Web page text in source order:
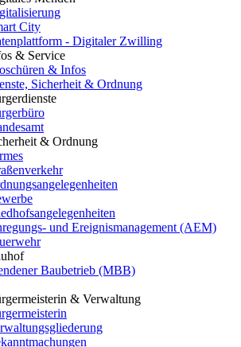
City
- Digitaler Zwilling
& Service
& Infos
Sicherheit & Ordnung
& Ordnung
und Ereignismanagement (AEM)
Baubetrieb (MBB)
& Verwaltung